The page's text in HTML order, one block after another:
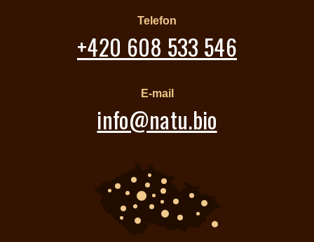
Telefon
+420 608 533 546
E-mail
info@natu.bio